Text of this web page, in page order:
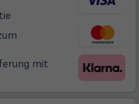
neuem
mit